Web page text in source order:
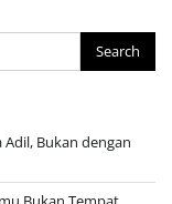
Bukan dengan